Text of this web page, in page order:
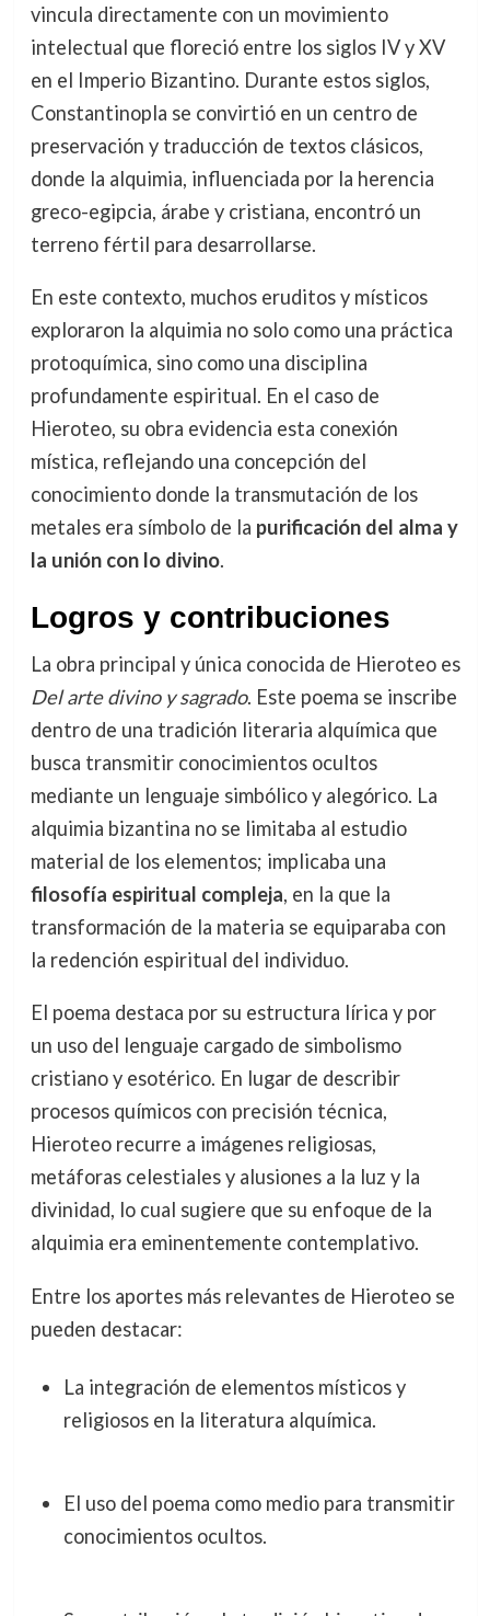
vincula directamente con un movimiento
intelectual que floreció entre los siglos IV y XV
en el Imperio Bizantino. Durante estos siglos,
Constantinopla se convirtió en un centro de
preservación y traducción de textos clásicos,
donde la alquimia, influenciada por la herencia
greco-egipcia, árabe y cristiana, encontró un
terreno fértil para desarrollarse.
En este contexto, muchos eruditos y místicos
exploraron la alquimia no solo como una práctica
protoquímica, sino como una disciplina
profundamente espiritual. En el caso de
Hieroteo, su obra evidencia esta conexión
mística, reflejando una concepción del
conocimiento donde la transmutación de los
metales era símbolo de la purificación del alma y
la unión con lo divino.
Logros y contribuciones
La obra principal y única conocida de Hieroteo es
Del arte divino y sagrado. Este poema se inscribe
dentro de una tradición literaria alquímica que
busca transmitir conocimientos ocultos
mediante un lenguaje simbólico y alegórico. La
alquimia bizantina no se limitaba al estudio
material de los elementos; implicaba una
filosofía espiritual compleja, en la que la
transformación de la materia se equiparaba con
la redención espiritual del individuo.
El poema destaca por su estructura lírica y por
un uso del lenguaje cargado de simbolismo
cristiano y esotérico. En lugar de describir
procesos químicos con precisión técnica,
Hieroteo recurre a imágenes religiosas,
metáforas celestiales y alusiones a la luz y la
divinidad, lo cual sugiere que su enfoque de la
alquimia era eminentemente contemplativo.
Entre los aportes más relevantes de Hieroteo se
pueden destacar:
La integración de elementos místicos y
religiosos en la literatura alquímica.
El uso del poema como medio para transmitir
conocimientos ocultos.